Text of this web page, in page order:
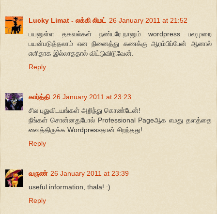
Lucky Limat - லக்கி லிமட் 26 January 2011 at 21:52
பயனுள்ள தகவல்கள் நண்பரே.நானும் wordpress பலமுறை
பயன்படுத்தலாம் என நினைத்து கணக்கு ஆரம்பிப்பேன் ஆனால்
எளிதாக இல்லாததால் விட்டுவிடுவேன்.
Reply
கார்த்தி 26 January 2011 at 23:23
சில புதுவிடயங்கள் அறிந்து கொண்டேன்!
நீங்கள் சொன்னதுபோல் Professional Pageஆக எமது தளத்தை
வைத்திருக்க Wordpressதான் சிறந்தது!
Reply
வருண் 26 January 2011 at 23:39
useful information, thala! :)
Reply